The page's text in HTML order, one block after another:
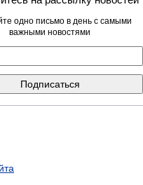
одно письмо в день с самыми
важными новостями